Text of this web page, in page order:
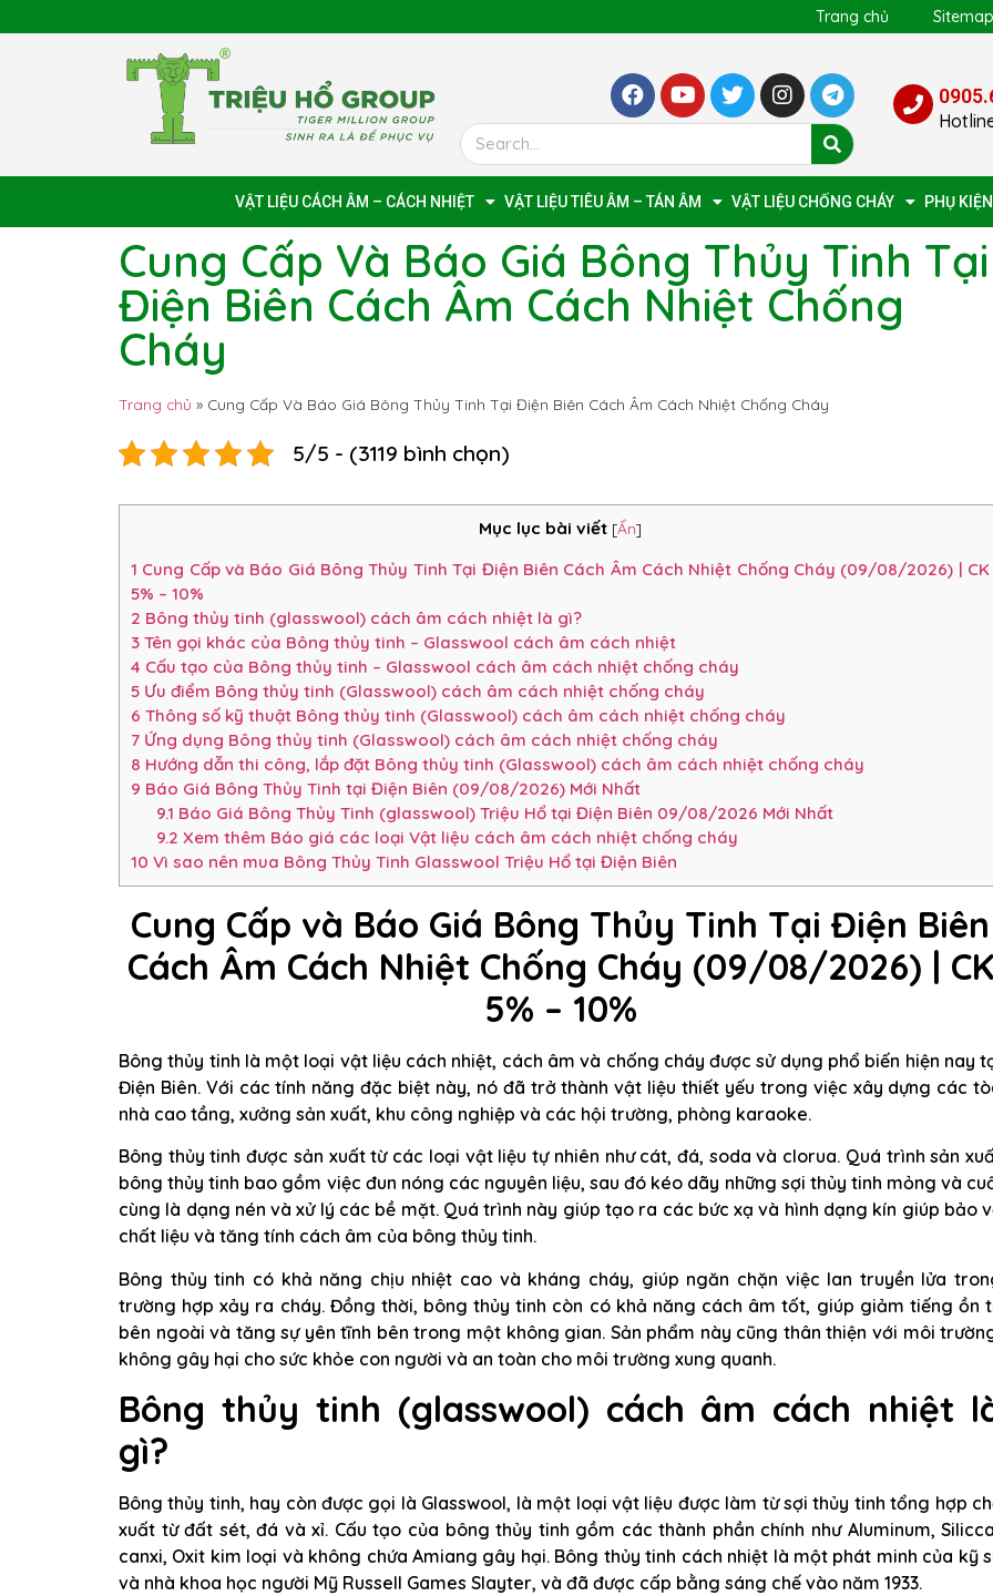
Trang chủ Sitemap
VẬT LIỆU CÁCH ÂM – CÁCH NHIỆT VẬT LIỆU TIÊU ÂM – TÁN ÂM VẬT LIỆU CHỐNG CHÁY PHỤ
Cung Cấp Và Báo Giá Bông Thủy Tinh Tại
Điện Biên Cách Âm Cách Nhiệt Chống
Cháy
Trang chủ » Cung Cấp Và Báo Giá Bông Thủy Tinh Tại Điện Biên Cách Âm Cách Nhiệt Chống Cháy
5/5 - (3119 bình chọn)
Mục lục bài viết [Ẩn]
1 Cung Cấp và Báo Giá Bông Thủy Tinh Tại Điện Biên Cách Âm Cách Nhiệt Chống Cháy (09/08/2026) | CK
5% – 10%
2 Bông thủy tinh (glasswool) cách âm cách nhiệt là gì?
3 Tên gọi khác của Bông thủy tinh – Glasswool cách âm cách nhiệt
4 Cấu tạo của Bông thủy tinh – Glasswool cách âm cách nhiệt chống cháy
5 Ưu điểm Bông thủy tinh (Glasswool) cách âm cách nhiệt chống cháy
6 Thông số kỹ thuật Bông thủy tinh (Glasswool) cách âm cách nhiệt chống cháy
7 Ứng dụng Bông thủy tinh (Glasswool) cách âm cách nhiệt chống cháy
8 Hướng dẫn thi công, lắp đặt Bông thủy tinh (Glasswool) cách âm cách nhiệt chống cháy
9 Báo Giá Bông Thủy Tinh tại Điện Biên (09/08/2026) Mới Nhất
9.1 Báo Giá Bông Thủy Tinh (glasswool) Triệu Hổ tại Điện Biên 09/08/2026 Mới Nhất
9.2 Xem thêm Báo giá các loại Vật liệu cách âm cách nhiệt chống cháy
10 Vì sao nên mua Bông Thủy Tinh Glasswool Triệu Hổ tại Điện Biên
Cung Cấp và Báo Giá Bông Thủy Tinh Tại Điện Biên
Cách Âm Cách Nhiệt Chống Cháy (09/08/2026) | CK
5% – 10%
Bông thủy tinh là một loại vật liệu cách nhiệt, cách âm và chống cháy được sử dụng phổ biến hiện nay
Điện Biên. Với các tính năng đặc biệt này, nó đã trở thành vật liệu thiết yếu trong việc xây dựng các
nhà cao tầng, xưởng sản xuất, khu công nghiệp và các hội trường, phòng karaoke.
Bông thủy tinh được sản xuất từ các loại vật liệu tự nhiên như cát, đá, soda và clorua. Quá trình sản
bông thủy tinh bao gồm việc đun nóng các nguyên liệu, sau đó kéo dãy những sợi thủy tinh mỏng và
cùng là dạng nén và xử lý các bề mặt. Quá trình này giúp tạo ra các bức xạ và hình dạng kín giúp bảo
chất liệu và tăng tính cách âm của bông thủy tinh.
Bông thủy tinh có khả năng chịu nhiệt cao và kháng cháy, giúp ngăn chặn việc lan truyền lửa
trường hợp xảy ra cháy. Đồng thời, bông thủy tinh còn có khả năng cách âm tốt, giúp giảm tiếng ồn
bên ngoài và tăng sự yên tĩnh bên trong một không gian. Sản phẩm này cũng thân thiện với môi
không gây hại cho sức khỏe con người và an toàn cho môi trường xung quanh.
Bông thủy tinh (glasswool) cách âm cách nhiệt
gì?
Bông thủy tinh, hay còn được gọi là Glasswool, là một loại vật liệu được làm từ sợi thủy tinh tổng hợp
xuất từ đất sét, đá và xỉ. Cấu tạo của bông thủy tinh gồm các thành phần chính như Aluminum,
canxi, Oxit kim loại và không chứa Amiang gây hại. Bông thủy tinh cách nhiệt là một phát minh của kỹ
và nhà khoa học người Mỹ Russell Games Slayter, và đã được cấp bằng sáng chế vào năm 1933.